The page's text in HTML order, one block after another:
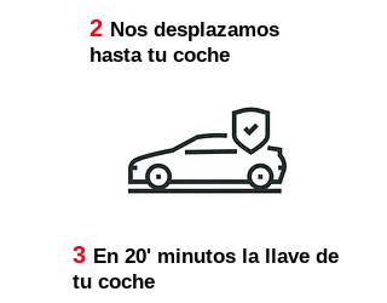
2 Nos desplazamos
hasta tu coche
3 En 20' minutos la llave de
tu coche